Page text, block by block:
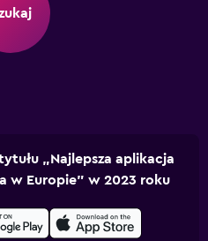
„Najlepsza aplikacja
w Europie” w 2023 roku